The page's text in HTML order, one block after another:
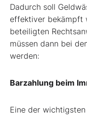
Dadurch soll
effektiver bekämpft
beteiligten
müssen dann bei
werden:
Barzahlung beim
Eine der